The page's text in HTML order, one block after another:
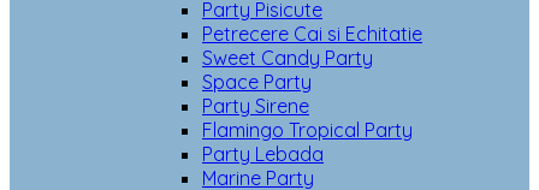
Party Pisicute
Petrecere Cai si Echitatie
Sweet Candy Party
Space Party
Party Sirene
Flamingo Tropical Party
Party Lebada
Marine Party